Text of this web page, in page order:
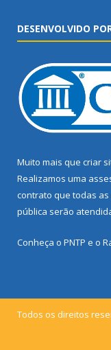
DESENVOLVIDO
Muito mais que criar
Realizamos uma
contrato que todas
pública serão
Conheça o PNTP e o
Todos os direitos